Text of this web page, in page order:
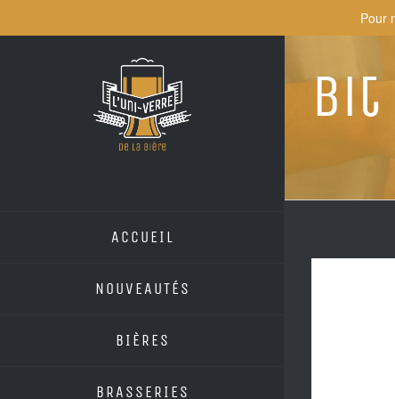
to
ACCUEIL
NOUVEAUTÉS
BIÈRES
BRASSERIES
Bit
Pour